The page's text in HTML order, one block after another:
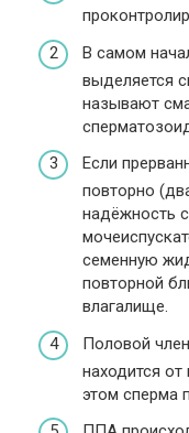
В самом
выделяется
называют
Если
повторно
надёжность
семенную
повторной
влагалище.
Половой
находится от
этом сперма